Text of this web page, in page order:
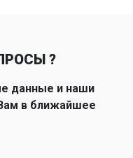
?
данные и наши
в ближайшее